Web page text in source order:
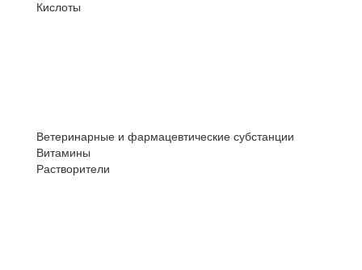
Кислоты
Ветеринарные и фармацевтические субстанции
Витамины
Растворители